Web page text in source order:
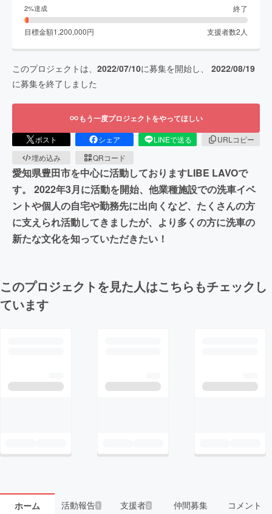
2%達成 終了
目標金額1,200,000円 支援者数2 人
このプロジェクトは、 2022/07/10に募集を開始し、 2022/08/19
に募集を終了しました
もう一度プロジェクトをやってほしい
ポスト シェア LINEで送る
URLコピー
埋め込み
QRコード
愛知県豊田市を中心に活動しておりますLIBE LAVOで
す。 2022年3月に活動を開始、他業種施設での洗車イベ
ントや個人の自宅や勤務先に出向くなど、たくさんの方
に支えられ活動してきましたが、より多くの方に洗車の
新たな文化を知っていただきたい！
このプロジェクトを見た人はこちらもチェックし
ています
ホーム 活動報告1 支援者2 仲間募集 コメント